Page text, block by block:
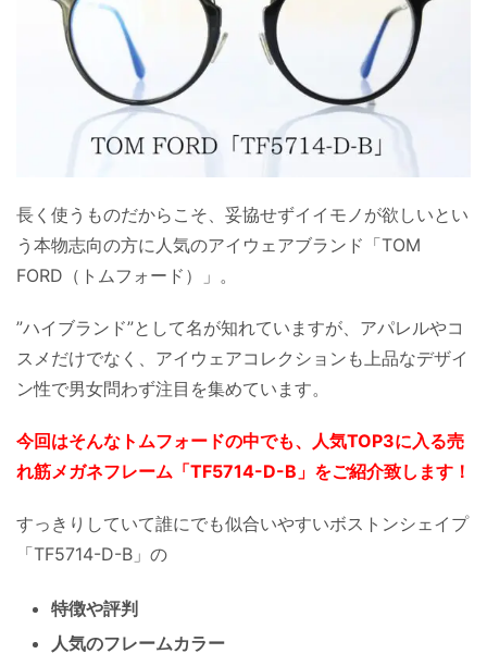
長く使うものだからこそ、妥協せずイイモノが欲しいとい
う本物志向の方に人気のアイウェアブランド「TOM
FORD（トムフォード）」。
”ハイブランド”として名が知れていますが、アパレルやコ
スメだけでなく、アイウェアコレクションも上品なデザイ
ン性で男女問わず注目を集めています。
今回はそんなトムフォードの中でも、人気TOP3に入る売
れ筋メガネフレーム「TF5714-D-B」をご紹介致します！
すっきりしていて誰にでも似合いやすいボストンシェイプ
「TF5714-D-B」の
特徴や評判
人気のフレームカラー